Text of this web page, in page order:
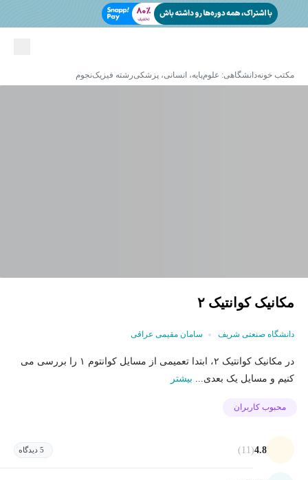
مکتب خونهدانشگاهی: علوم‌پایه، انسانی، پزشکیرشته فیزیکنجوم
مکانیک کوانتیک ۲
دانشگاه صنعتی شریف سامان مقیمی عراقی
در مکانیک کوانتیک ۲، ابتدا تعمیمی از مسایل کوانتوم ۱ را بررسی می
کنیم و مسایل یک بعدی... بیشتر
محبوب کاربران
4.8
(11) 5 دیدگاه